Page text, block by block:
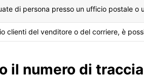
di persona presso un ufficio postale o
clienti del venditore o del corriere, è
il numero di